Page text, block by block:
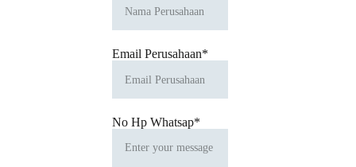
Email Perusahaan*
No Hp Whatsap*